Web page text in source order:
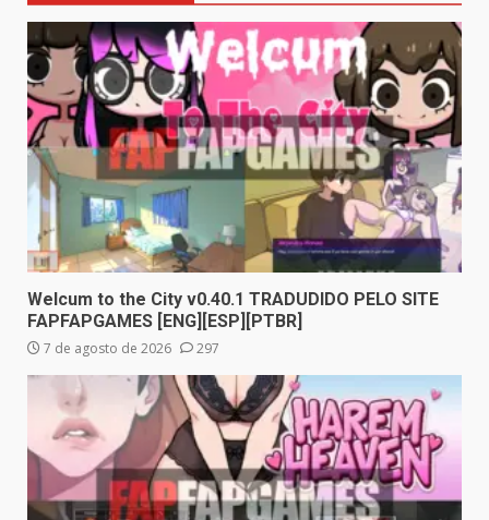
Welcum to the City v0.40.1 TRADUDIDO PELO SITE
FAPFAPGAMES [ENG][ESP][PTBR]
7 de agosto de 2026 297